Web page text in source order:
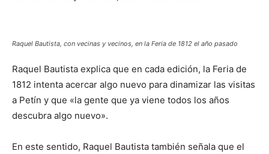
Raquel Bautista, con vecinas y vecinos, en la Feria de 1812 el año pasado
Raquel Bautista explica que en cada edición, la Feria de
1812 intenta acercar algo nuevo para dinamizar las visitas
a Petín y que «la gente que ya viene todos los años
descubra algo nuevo».
En este sentido, Raquel Bautista también señala que el